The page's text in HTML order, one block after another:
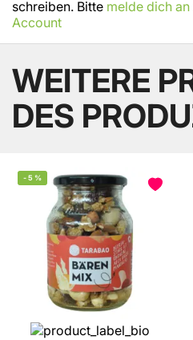
schreiben. Bitte melde dich an
Account
WEITERE
DES
-5 %